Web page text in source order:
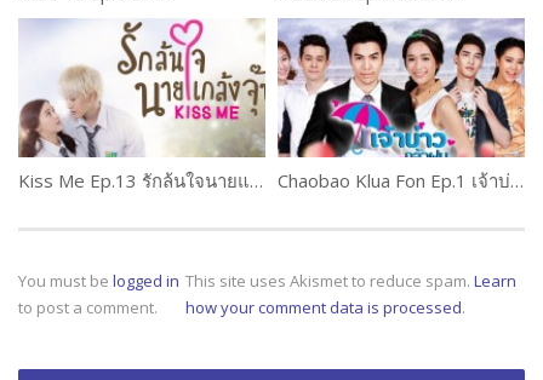
Kiss Me Ep.13 รักล้นใจนายแกล้งจุ๊บ Chaobao Klua Fon Ep.1 เจ้าบ่าวกลัวฝน
You must be logged in
to post a comment.
This site uses Akismet to reduce spam. Learn
how your comment data is processed.